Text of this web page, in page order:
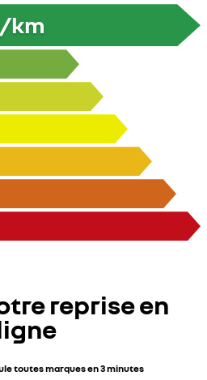
km
reprise en
toutes marques en 3 minutes